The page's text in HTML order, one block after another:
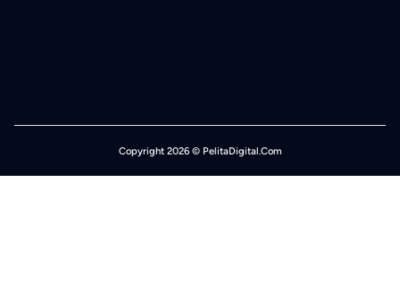
Copyright 2026 © PelitaDigital.Com